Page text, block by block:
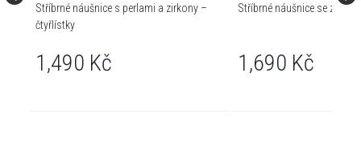
Stříbrné náušnice s perlami a zirkony –
čtyřlístky
1,490 Kč
Stříbrné náušnice se
1,690 Kč